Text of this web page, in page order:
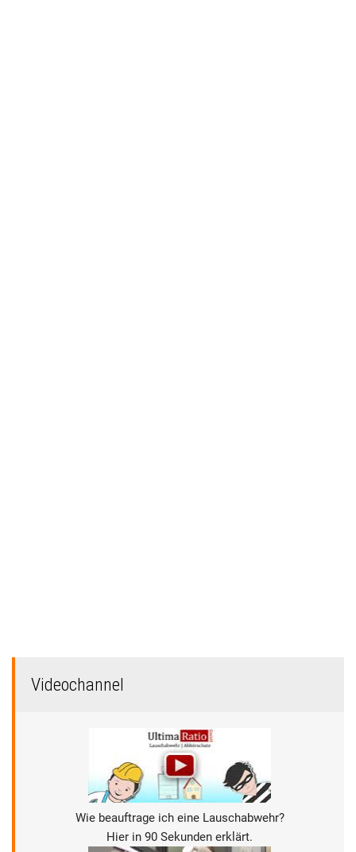
Videochannel
Wie beauftrage ich eine Lauschabwehr?
Hier in 90 Sekunden erklärt.